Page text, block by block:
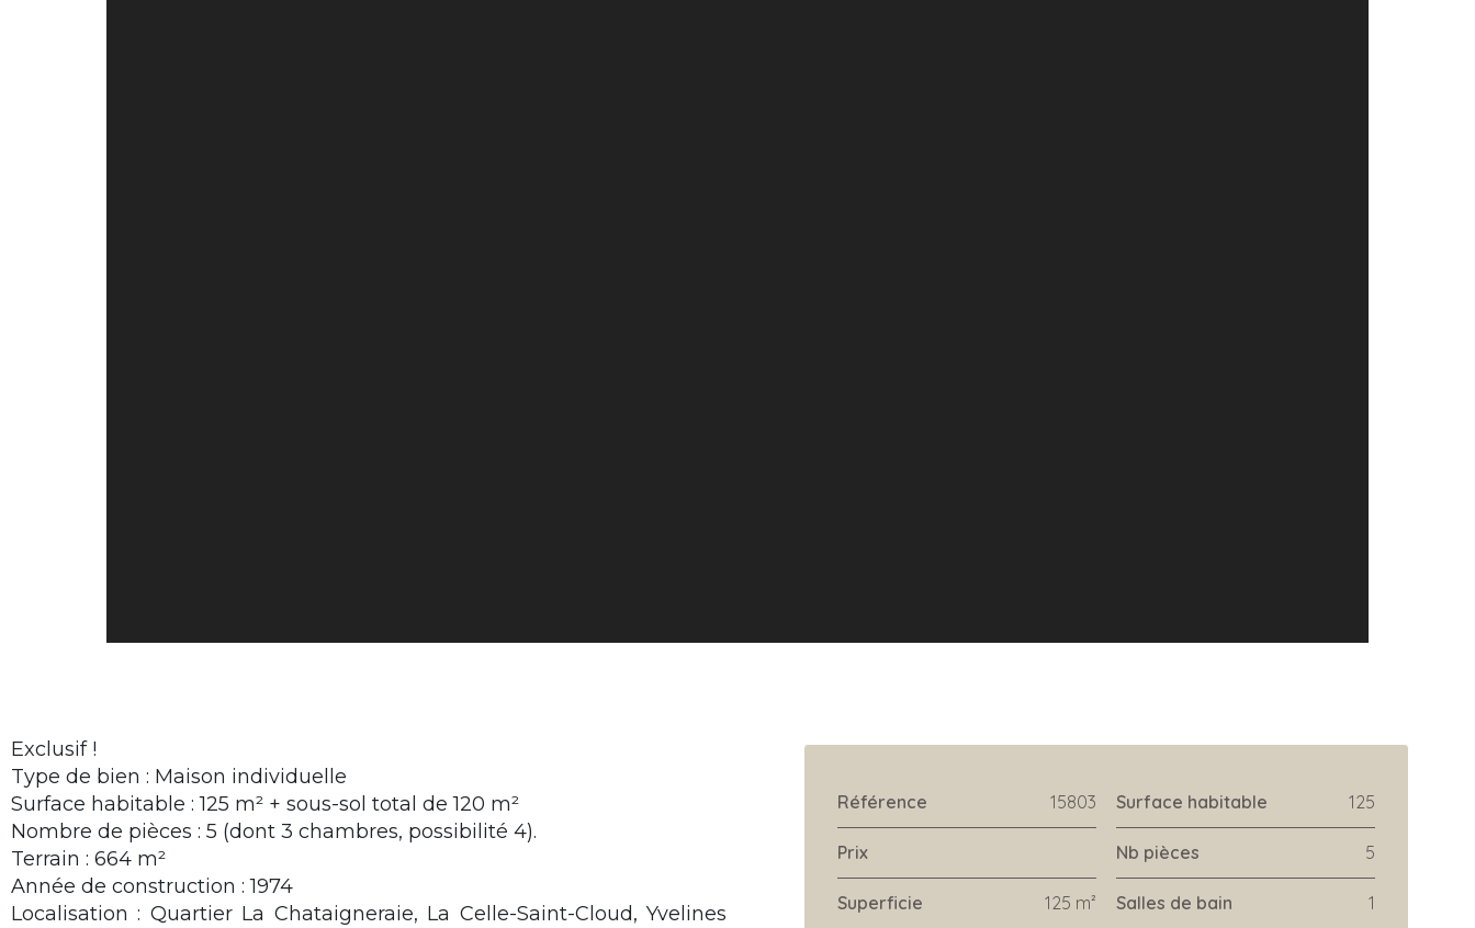
Exclusif !
Type de bien : Maison individuelle
Surface habitable : 125 m² + sous-sol total de 120 m²
Nombre de pièces : 5 (dont 3 chambres, possibilité 4).
Terrain : 664 m²
Année de construction : 1974
Localisation : Quartier La Chataigneraie, La Celle-Saint-Cloud, Yvelines
Référence 15803
Prix
Superficie 125 m²
Surface habitable 125
Nb pièces 5
Salles de bain 1